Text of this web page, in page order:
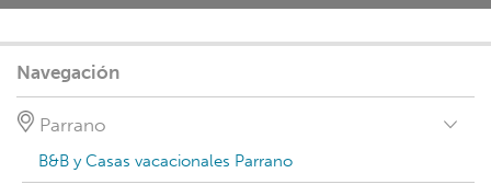
Navegación
Parrano
B&B y Casas vacacionales Parrano